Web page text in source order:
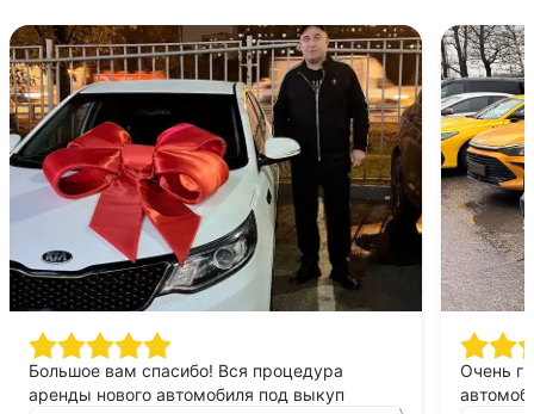
Большое вам спасибо! Вся процедура
аренды нового автомобиля под выкуп
Очень